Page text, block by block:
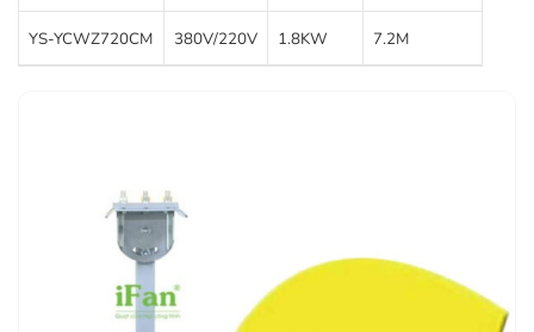
YS-YCWZ720CM 380V/220V 1.8KW 7.2M